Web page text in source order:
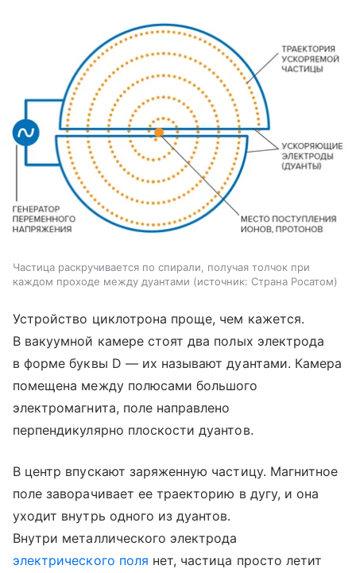
Частица раскручивается по спирали, получая толчок при
каждом проходе между дуантами
источник: Страна Росатом
Устройство циклотрона проще, чем кажется.
В вакуумной камере стоят два полых электрода
в форме буквы D — их называют дуантами. Камера
помещена между полюсами большого
электромагнита, поле направлено
перпендикулярно плоскости дуантов.
В центр впускают заряженную частицу. Магнитное
поле заворачивает ее траекторию в дугу, и она
уходит внутрь одного из дуантов.
Внутри металлического электрода
электрического поля нет, частица просто летит